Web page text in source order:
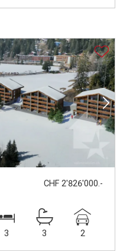
CHF 2'826'000.-
3 3 2